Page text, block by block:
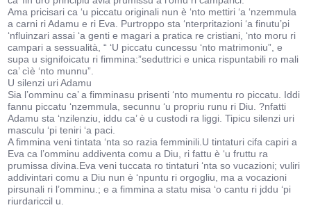
Ama pricisari ca ‘u piccatu originali nun è ‘nto mettiri ‘a ‘nzemmula
a carni ri Adamu e ri Eva. Purtroppo sta ‘nterpritazioni ‘a finutu’pi
‘nfluinzari assai ‘a genti e magari a pratica re cristiani, ‘nto moru ri
campari a sessualità, “ ‘U piccatu cuncessu ‘nto matrimoniu”, e
supa u signifoicatu ri fimmina:”seduttrici e unica rispuntabili ro mali
ca’ cìè ‘nto munnu”.
U silenzi uri Adamu
Sia l’omminu ca’ a fimminasu prisenti ‘nto mumentu ro piccatu. Iddi
fannu piccatu ‘nzemmula, secunnu ‘u propriu runu ri Diu. ?nfatti
Adamu sta ‘nzilenziu, iddu ca’ è u custodi ra liggi. Tipicu silenzi uri
masculu ‘pi teniri ‘a paci.
A fimmina veni tintata ‘nta so razia femminili.U tintaturi cifa capiri a
Eva ca l’omminu addiventa comu a Diu, ri fattu è ‘u fruttu ra
prumissa divina.Eva veni tuccata ro tintaturi ‘nta so vucazioni; vuliri
addivintari comu a Diu nun è ‘npuntu ri orgogliu, ma a vocazioni
pirsunali ri l’omminu.; e a fimmina a statu misa ‘o cantu ri jddu ‘pi
riurdariccil u.